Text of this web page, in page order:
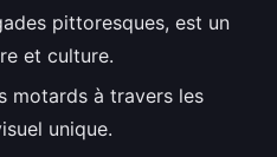
pittoresques, est un
et culture.
motards à travers les
unique.